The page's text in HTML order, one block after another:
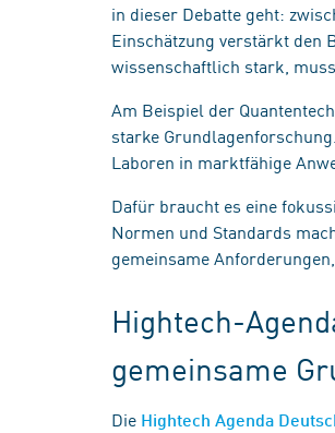
in dieser Debatte geht:
Einschätzung verstärkt den
wissenschaftlich stark,
Am Beispiel der
starke
Laboren in marktfähige
Dafür braucht es eine
Normen und Standards
gemeinsame
Hightech-
gemeinsame
Die Hightech Agenda